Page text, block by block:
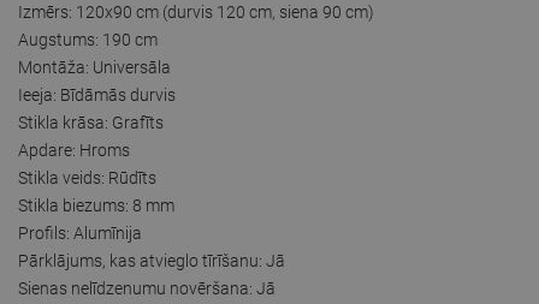
Izmērs: 120x90 cm (durvis 120 cm, siena 90 cm)
Augstums: 190 cm
Montāža: Universāla
Ieeja: Bīdāmās durvis
Stikla krāsa: Grafīts
Apdare: Hroms
Stikla veids: Rūdīts
Stikla biezums: 8 mm
Profils: Alumīnija
Pārklājums, kas atvieglo tīrīšanu: Jā
Sienas nelīdzenumu novēršana: Jā